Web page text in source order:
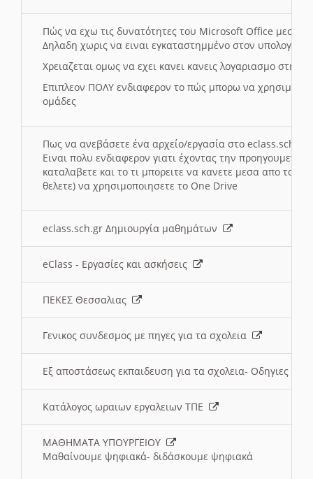
Πώς να εχω τις δυνατότητες του Microsoft Office μεσω
Δηλαδη χωρις να ειναι εγκαταστημμένο στον
Χρειαζεται ομως να εχει κανει κανεις λογαριασμο στη
Επιπλεον ΠΟΛΥ ενδιαφερον το πώς μπορω να
ομάδες
Πως να ανεβάσετε ένα αρχείο/εργασία στο eclass.sch.gr
Ειναι πολυ ενδιαφερον γιατι έχοντας την
καταλαβετε και το τι μπορειτε να κανετε μεσα απο το
θελετε) να χρησιμοποιησετε το One Drive
eclass.sch.gr Δημιουργία μαθημάτων
eClass - Εργασίες και ασκήσεις
ΠΕΚΕΣ Θεσσαλιας
Γενικος συνδεσμος με πηγες για τα σχολεια
Εξ αποστάσεως εκπαιδευση για τα σχολεια- Οδηγιες
Κατάλογος ωραιων εργαλειων ΤΠΕ
ΜΑΘΗΜΑΤΑ ΥΠΟΥΡΓΕΙΟΥ
Μαθαίνουμε ψηφιακά- διδάσκουμε ψηφιακά